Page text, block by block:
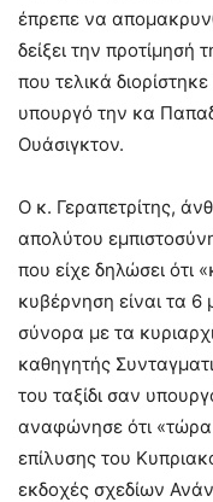
έπρεπε να
δείξει την προτίμησή
που τελικά
υπουργό την κα
Ουάσιγκτον.
Ο κ. Γεραπετρίτης,
απολύτου
που είχε δηλώσει ότι
κυβέρνηση είναι τα 6
σύνορα με τα
καθηγητής
του ταξίδι σαν
αναφώνησε ότι «τώρα
επίλυσης του
εκδοχές σχεδίων